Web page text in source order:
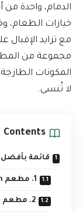
الدمام، واحدة من
خيارات الطعام،
مع تزايد الإقبال
مجموعة من
المكونات
لا تُنسى.
Contents
قائمة بأفضل
1. مطعم Al Arsh – العرش
2. مطعم Old School – أولد سكول